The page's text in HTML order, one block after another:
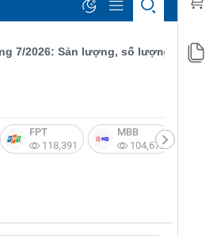
Sản lượng, số lượng đơn đặt
FPT
118,391
MBB
104,672